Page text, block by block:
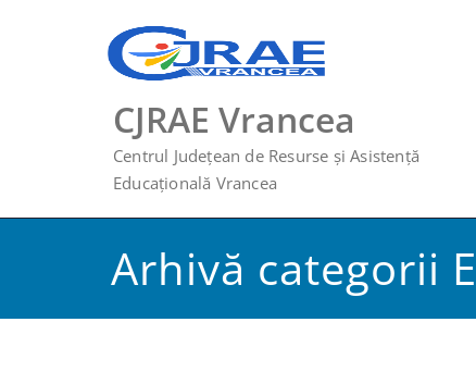
CJRAE Vrancea
Centrul Județean de Resurse și Asistență
Educațională Vrancea
Arhivă categorii